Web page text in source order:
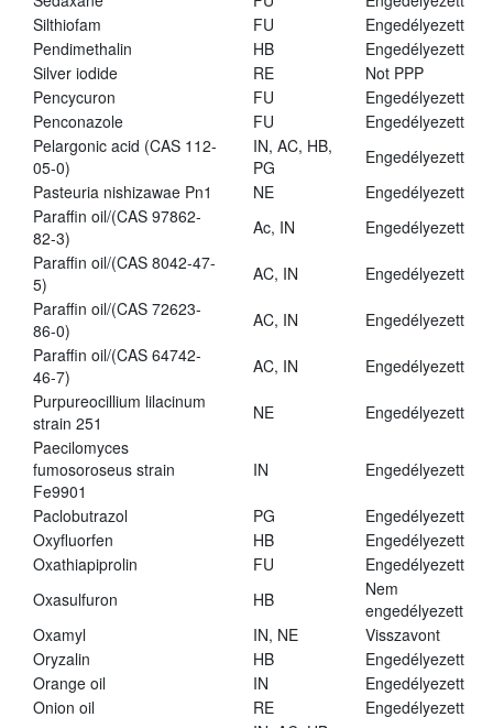
Silthiofam
FU
Engedélyezett
Pendimethalin
HB
Engedélyezett
Silver iodide
RE
Not PPP
Pencycuron
FU
Engedélyezett
Penconazole
FU
Engedélyezett
Pelargonic acid (CAS 112-
05-0)
IN, AC, HB,
PG
Engedélyezett
Pasteuria nishizawae Pn1
NE
Engedélyezett
Paraffin oil/(CAS 97862-
82-3)
Ac, IN
Engedélyezett
Paraffin oil/(CAS 8042-47-
5)
AC, IN
Engedélyezett
Paraffin oil/(CAS 72623-
86-0)
AC, IN
Engedélyezett
Paraffin oil/(CAS 64742-
46-7)
AC, IN
Engedélyezett
Purpureocillium lilacinum
strain 251
NE
Engedélyezett
Paecilomyces
fumosoroseus strain
Fe9901
IN Engedélyezett
Paclobutrazol PG
Engedélyezett
Oxyfluorfen
HB
Engedélyezett
Oxathiapiprolin
FU
Engedélyezett
Oxasulfuron
HB
Nem
engedélyezett
Oxamyl
IN, NE
Visszavont
Oryzalin
HB
Engedélyezett
Orange oil
IN
Engedélyezett
Onion oil
RE
Engedélyezett